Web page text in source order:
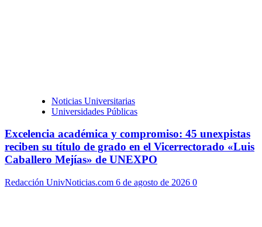
Noticias Universitarias
Universidades Públicas
Excelencia académica y compromiso: 45 unexpistas
reciben su título de grado en el Vicerrectorado «Luis
Caballero Mejías» de UNEXPO
Redacción UnivNoticias.com 6 de agosto de 2026 0